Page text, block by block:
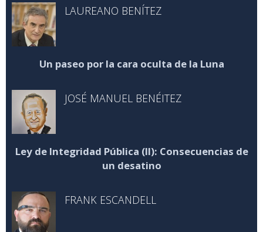
LAUREANO BENÍTEZ
Un paseo por la cara oculta de la Luna
JOSÉ MANUEL BENÉITEZ
Ley de Integridad Pública (II): Consecuencias de
un desatino
FRANK ESCANDELL